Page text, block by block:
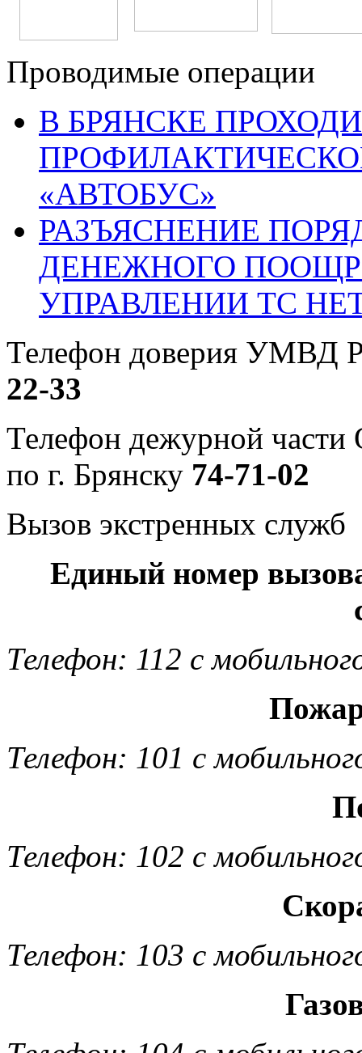
Проводимые операции
В БРЯНСКЕ
«АВТОБУС»
РАЗЪЯСНЕНИЕ
ДЕНЕЖНОГО
УПРАВЛЕНИИ ТС
Телефон доверия УМВД
22-33
Телефон дежурной
по г. Брянску 74-71-02
Вызов экстренных служб
Единый номер
Телефон: 112 с
Телефон: 101 с
Телефон: 102 с
Телефон: 103 с